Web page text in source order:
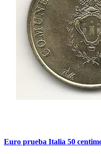
Euro prueba Italia 50